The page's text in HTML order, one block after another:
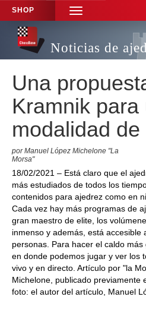
SHOP
TOGGLE
NAVIGATION
Noticias de
Una
Kramnik
modalidad
por Manuel López Michelone "La
Morsa"
18/02/2021 – Está claro que el
más estudiados de todos los
contenidos para ajedrez como en
Cada vez hay más programas de
gran maestro de elite, los
inmenso y además, está accesible
personas. Para hacer el caldo
en donde podemos jugar y ver los
vivo y en directo. Artículo por "la
Michelone, publicado previamente
foto: el autor del artículo, Manuel